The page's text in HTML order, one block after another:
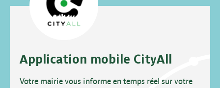
Application mobile CityAll
Votre mairie vous informe en temps réel sur votre